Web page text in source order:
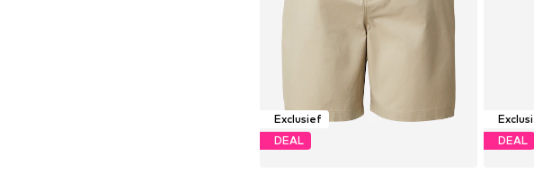
Exclusief
DEAL
DEAL